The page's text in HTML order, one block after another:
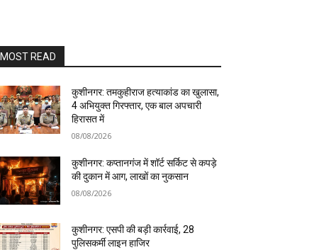
MOST READ
कुशीनगर: तमकुहीराज हत्याकांड का खुलासा,
4 अभियुक्त गिरफ्तार, एक बाल अपचारी
हिरासत में
08/08/2026
कुशीनगर: कप्तानगंज में शॉर्ट सर्किट से कपड़े
की दुकान में आग, लाखों का नुकसान
08/08/2026
कुशीनगर: एसपी की बड़ी कार्रवाई, 28
पुलिसकर्मी लाइन हाजिर